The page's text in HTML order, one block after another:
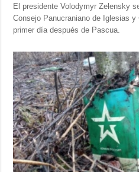
El presidente Volodymyr Zelensky
Consejo Panucraniano de Iglesias y
primer día después de Pascua.